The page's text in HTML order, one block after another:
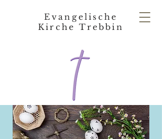
Evangelische
Kirche Trebbin